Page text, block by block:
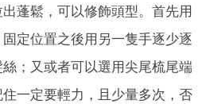
蓬鬆，可以修飾頭型。首先用
定位置之後用另一隻手逐少逐
；又或者可以選用尖尾梳尾端
一定要輕力，且少量多次，否